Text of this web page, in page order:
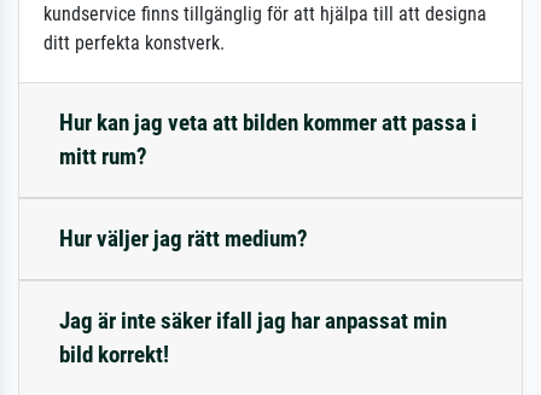
kundservice finns tillgänglig för att hjälpa till att designa
ditt perfekta konstverk.
Hur kan jag veta att bilden kommer att passa i
mitt rum?
Hur väljer jag rätt medium?
Jag är inte säker ifall jag har anpassat min
bild korrekt!